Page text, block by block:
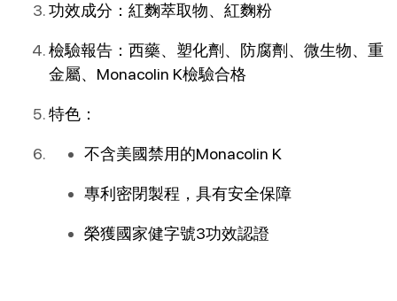
功效成分：紅麴萃取物、紅麴粉
檢驗報告：西藥、塑化劑、防腐劑、微生物、重
金屬、Monacolin K檢驗合格
特色：
不含美國禁用的Monacolin K
專利密閉製程，具有安全保障
榮獲國家健字號3功效認證